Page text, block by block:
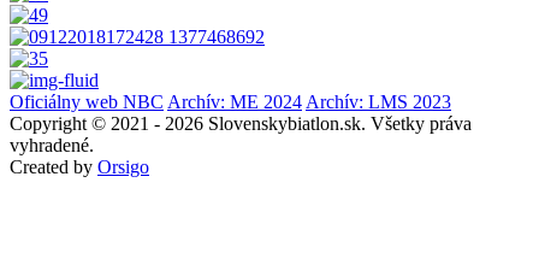
Oficiálny web NBC Archív: ME 2024 Archív: LMS 2023
Copyright © 2021 - 2026 Slovenskybiatlon.sk. Všetky práva
vyhradené.
Created by Orsigo